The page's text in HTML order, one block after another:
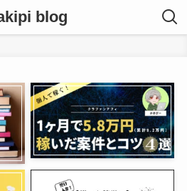
blog